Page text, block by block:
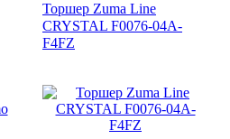
Торшер Zuma Line
CRYSTAL F0076-04A-
F4FZ